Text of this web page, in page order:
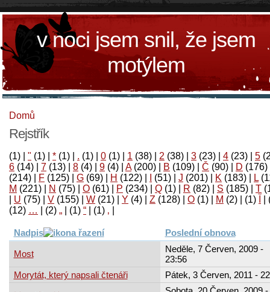
v noci jsem snil, že jsem
motýlem
Domů
Rejstřík
(1) " (1) * (1) . (1) 0 (1) 1 (38) 2 (38) 3 (23) 4 (23) 5
6 (14) 7 (13) 8 (4) 9 (4) A(200) B (109) Č (90) D (176)
(214)
F (125) G (69) H (122) (51) J (201) K (183) L
M (221) N (75) O (61) P (234) Q (1) R (82) S (185) T
U (75) V (155) W (21) Y (4) Z (128) Ο (1) М (2)
(1)
‚
(1)
“
(1)
„
(2)
…
(12)
Nadpis Poslední obnova
Most
Neděle, 7 Červen, 2009 -
23:56
Morytát, který napsali čtenáři
Pátek, 3 Červen, 2011 -